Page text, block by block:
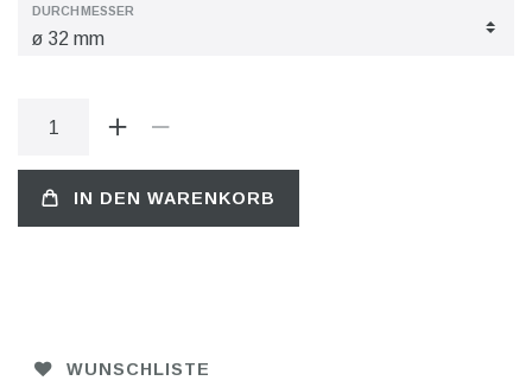
DURCHMESSER
IN DEN WARENKORB
WUNSCHLISTE